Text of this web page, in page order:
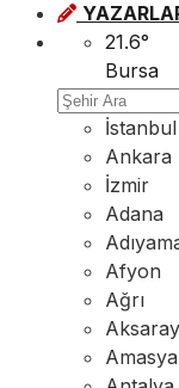
21.6°
Bursa
İstanbul
Ankara
İzmir
Adana
Afyon
Ağrı
Aksaray
Amasya